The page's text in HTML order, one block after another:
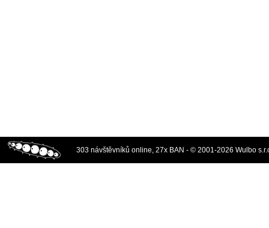
303 návštěvníků online, 27x BAN - © 2001-2026 Wulbo